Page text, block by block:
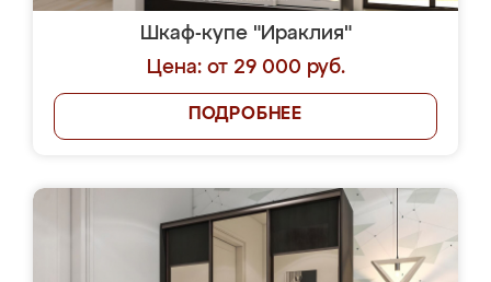
Шкаф-купе "Ираклия"
Цена: от 29 000 руб.
ПОДРОБНЕЕ